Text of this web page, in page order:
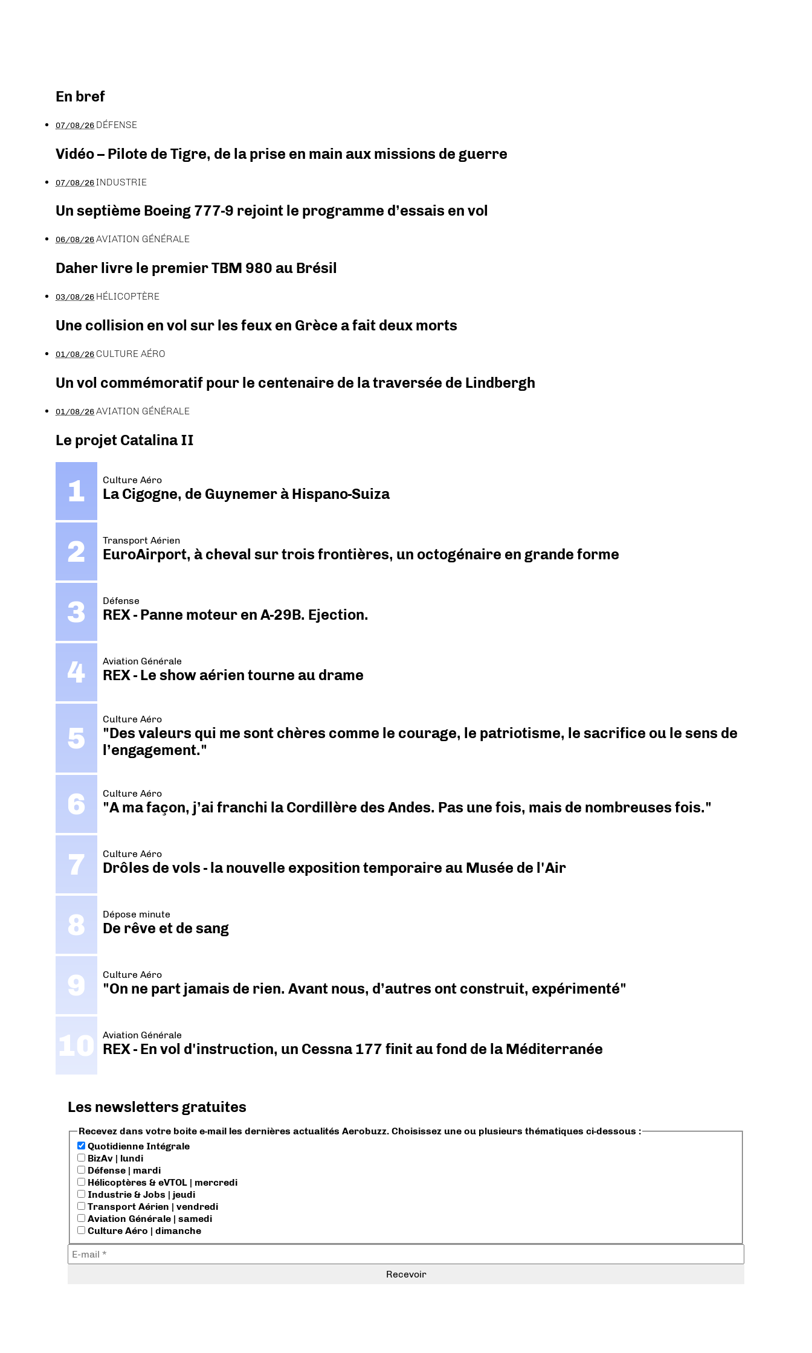
En bref
07/08/26 DÉFENSE
Vidéo – Pilote de Tigre, de la prise en main aux missions de guerre
07/08/26INDUSTRIE
Un septième Boeing 777-9 rejoint le programme d’essais en vol
06/08/26AVIATION GÉNÉRALE
Daher livre le premier TBM 980 au Brésil
03/08/26 HÉLICOPTÈRE
Une collision en vol sur les feux en Grèce a fait deux morts
01/08/26 CULTURE AÉRO
Un vol commémoratif pour le centenaire de la traversée de Lindbergh
01/08/26AVIATION GÉNÉRALE
Le projet Catalina II
Culture Aéro
La Cigogne, de Guynemer à Hispano-Suiza
Transport Aérien
EuroAirport, à cheval sur trois frontières, un octogénaire en grande forme
Défense
REX - Panne moteur en A-29B. Ejection.
Aviation Générale
REX - Le show aérien tourne au drame
Culture Aéro
"Des valeurs qui me sont chères comme le courage, le patriotisme, le sacrifice ou le sens de
l’engagement."
Culture Aéro
"A ma façon, j’ai franchi la Cordillère des Andes. Pas une fois, mais de nombreuses fois."
Culture Aéro
Drôles de vols - la nouvelle exposition temporaire au Musée de l'Air
Dépose minute
De rêve et de sang
Culture Aéro
"On ne part jamais de rien. Avant nous, d’autres ont construit, expérimenté"
Aviation Générale
REX - En vol d'instruction, un Cessna 177 finit au fond de la Méditerranée
Les newsletters gratuites
Recevez dans votre boite e-mail les dernières actualités Aerobuzz. Choisissez une ou plusieurs thématiques ci-dessous :
Quotidienne Intégrale
BizAv | lundi
Défense | mardi
Hélicoptères & eVTOL | mercredi
Industrie & Jobs | jeudi
Transport Aérien | vendredi
Aviation Générale | samedi
Culture Aéro | dimanche